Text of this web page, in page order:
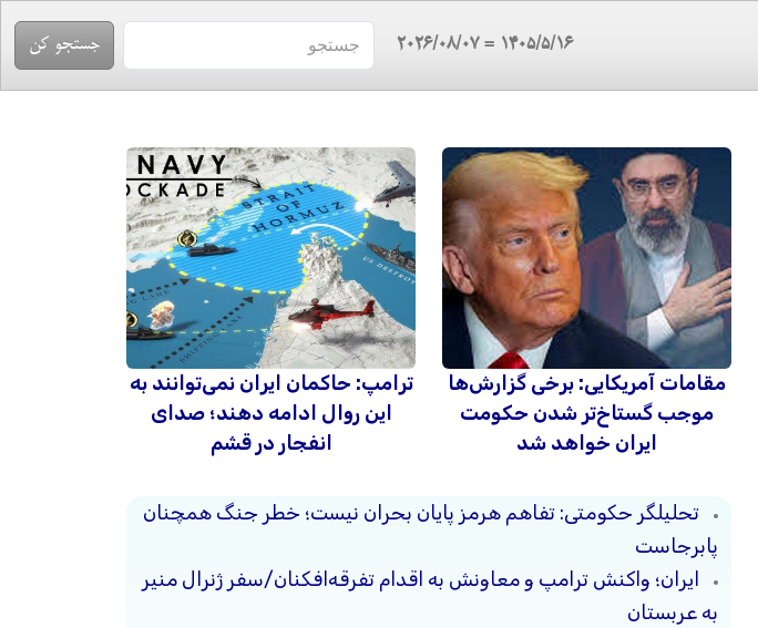
۱۴۰۵/۵/۱۶ = 2026/08/07
مقامات آمریکایی: برخی گزارش‌ها
موجب گستاخ‌تر شدن حکومت
ایران خواهد شد
ترامپ: حاکمان ایران نمی‌توانند به
این روال ادامه دهند؛ صدای
انفجار در قشم
تحلیلگر حکومتی: تفاهم هرمز پایان بحران نیست؛ خطر جنگ همچنان
پابرجاست
ایران؛ واکنش ترامپ و معاونش به اقدام تفرقه‌افکنان/سفر ژنرال منیر
به عربستان